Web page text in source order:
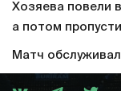
Хозяева повели
а потом
Матч